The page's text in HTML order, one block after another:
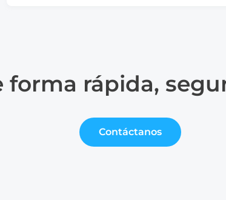
forma rápida,
Contáctanos